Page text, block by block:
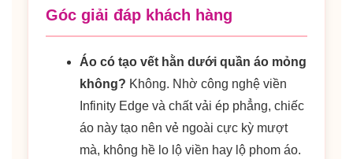
Góc giải đáp khách hàng
Áo có tạo vết hằn dưới quần áo mỏng
không? Không. Nhờ công nghệ viền
Infinity Edge và chất vải ép phẳng, chiếc
áo này tạo nên vẻ ngoài cực kỳ mượt
mà, không hề lo lộ viền hay lộ phom áo.